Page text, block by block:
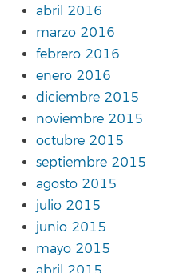
abril 2016
marzo 2016
febrero 2016
enero 2016
diciembre 2015
noviembre 2015
octubre 2015
septiembre 2015
agosto 2015
julio 2015
junio 2015
mayo 2015